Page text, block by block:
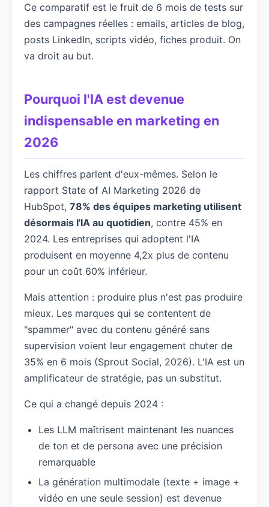
Ce comparatif est le fruit de 6 mois de tests sur
des campagnes réelles : emails, articles de blog,
posts LinkedIn, scripts vidéo, fiches produit. On
va droit au but.
Pourquoi l'IA est devenue
indispensable en marketing en
2026
Les chiffres parlent d'eux-mêmes. Selon le
rapport State of AI Marketing 2026 de
HubSpot, 78% des équipes marketing utilisent
désormais l'IA au quotidien, contre 45% en
2024. Les entreprises qui adoptent l'IA
produisent en moyenne 4,2x plus de contenu
pour un coût 60% inférieur.
Mais attention : produire plus n'est pas produire
mieux. Les marques qui se contentent de
"spammer" avec du contenu généré sans
supervision voient leur engagement chuter de
35% en 6 mois (Sprout Social, 2026). L'IA est un
amplificateur de stratégie, pas un substitut.
Ce qui a changé depuis 2024 :
Les LLM maîtrisent maintenant les nuances
de ton et de persona avec une précision
remarquable
La génération multimodale (texte + image +
vidéo en une seule session) est devenue